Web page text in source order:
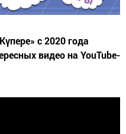
с 2020 года
видео на YouTube-